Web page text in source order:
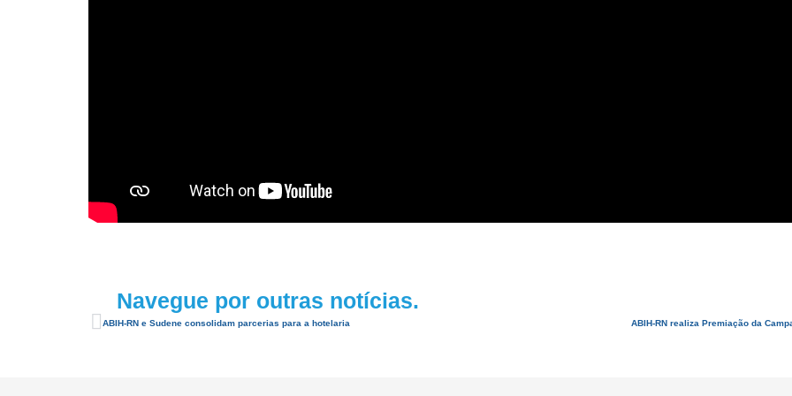
Navegue por outras notícias.
ABIH-RN e Sudene consolidam parcerias para a hotelaria ABIH-RN realiza Premiação da